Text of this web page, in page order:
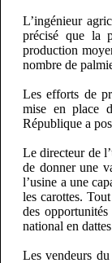
L’ingénieur
précisé que la
production
nombre de
Les efforts de
mise en place
République a
Le directeur de
de donner une
l’usine a une
les carottes.
des
national en
Les vendeurs